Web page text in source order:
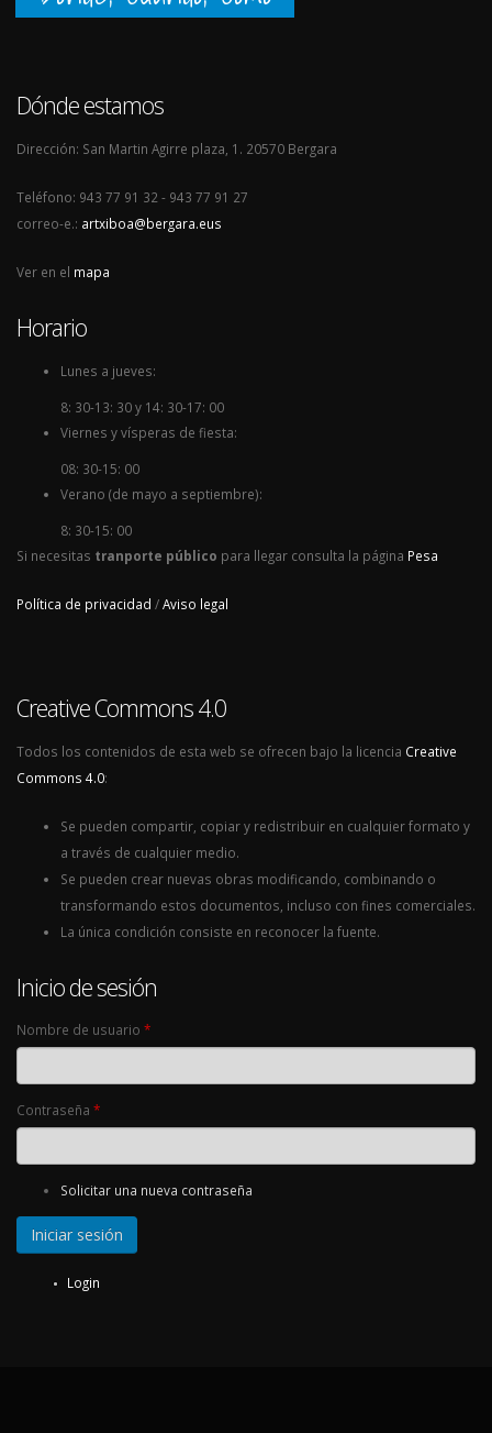
Dónde estamos
Dirección: San Martin Agirre plaza, 1. 20570 Bergara
Teléfono: 943 77 91 32 - 943 77 91 27
correo-e.: artxiboa@bergara.eus
Ver en el mapa
Horario
Lunes a jueves:
8: 30-13: 30 y 14: 30-17: 00
Viernes y vísperas de fiesta:
08: 30-15: 00
Verano (de mayo a septiembre):
8: 30-15: 00
Si necesitas tranporte público para llegar consulta la página Pesa
Política de privacidad /Aviso legal
Creative Commons 4.0
Todos los contenidos de esta web se ofrecen bajo la licencia Creative
Commons 4.0:
Se pueden compartir, copiar y redistribuir en cualquier formato y
a través de cualquier medio.
Se pueden crear nuevas obras modificando, combinando o
transformando estos documentos, incluso con fines comerciales.
La única condición consiste en reconocer la fuente.
Inicio de sesión
Nombre de usuario *
Contraseña *
Solicitar una nueva contraseña
Login